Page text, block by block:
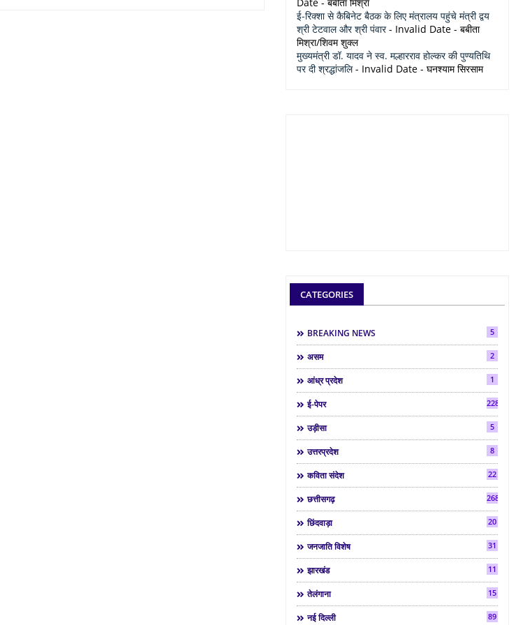
ई-रिक्शा से कैबिनेट बैठक के लिए मंत्रालय पहुंचे मंत्री द्वय
श्री टेटवाल और श्री पंवार- Invalid Date - बबीता
मिश्रा/शिवम शुक्ल
मुख्यमंत्री डॉ. यादव ने स्व. मल्हारराव होल्कर की पुण्यतिथि
पर दी श्रद्धांजलि- Invalid Date - घनश्याम सिरसाम
CATEGORIES
BREAKING NEWS 5
असम 2
आंध्र प्रदेश 1
ई-पेपर 2286
उड़ीसा 5
उत्तरप्रदेश 8
कविता संदेश 22
छत्तीसगढ़ 268
छिंदवाड़ा 20
जनजाति विशेष 31
झारखंड 11
तेलंगाना 15
नई दिल्ली 89